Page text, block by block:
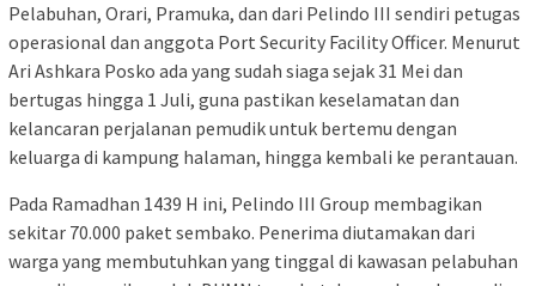
Pelabuhan, Orari, Pramuka, dan dari Pelindo III sendiri petugas
operasional dan anggota Port Security Facility Officer. Menurut
Ari Ashkara Posko ada yang sudah siaga sejak 31 Mei dan
bertugas hingga 1 Juli, guna pastikan keselamatan dan
kelancaran perjalanan pemudik untuk bertemu dengan
keluarga di kampung halaman, hingga kembali ke perantauan.
Pada Ramadhan 1439 H ini, Pelindo III Group membagikan
sekitar 70.000 paket sembako. Penerima diutamakan dari
warga yang membutuhkan yang tinggal di kawasan pelabuhan